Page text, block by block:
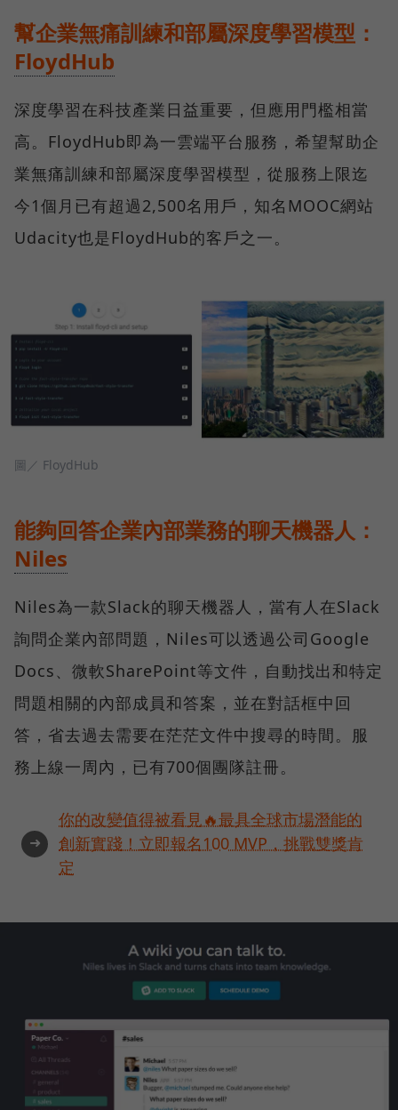
幫企業無痛訓練和部屬深度學習模型：
FloydHub
深度學習在科技產業日益重要，但應用門檻相當
高。FloydHub即為一雲端平台服務，希望幫助企
業無痛訓練和部屬深度學習模型，從服務上限迄
今1個月已有超過2,500名用戶，知名MOOC網站
Udacity也是FloydHub的客戶之一。
圖／ FloydHub
能夠回答企業內部業務的聊天機器人：
Niles
Niles為一款Slack的聊天機器人，當有人在Slack
詢問企業內部問題，Niles可以透過公司Google
Docs、微軟SharePoint等文件，自動找出和特定
問題相關的內部成員和答案，並在對話框中回
答，省去過去需要在茫茫文件中搜尋的時間。服
務上線一周內，已有700個團隊註冊。
➜
你的改變值得被看見🔥最具全球市場潛能的
創新實踐！立即報名100 MVP，挑戰雙獎肯
定